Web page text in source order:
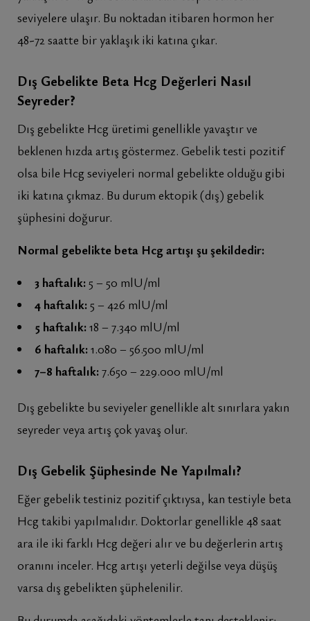
seviyelere ulaşır. Bu noktadan itibaren hormon her
48-72 saatte bir yaklaşık iki katına çıkar.
Dış Gebelikte Beta Hcg Değerleri Nasıl
Seyreder?
Dış gebelikte Hcg üretimi genellikle yavaştır ve
beklenen hızda artış göstermez. Gebelik testi pozitif
olsa bile Hcg seviyeleri normal gebelikte olduğu gibi
iki katına çıkmaz. Bu durum ektopik (dış) gebelik
şüphesini doğurur.
Normal gebelikte beta Hcg artışı şu şekildedir:
3 haftalık:5 – 50 mlU/ml
4 haftalık:5 – 426 mlU/ml
5 haftalık:18 – 7.340 mlU/ml
6 haftalık:1.080 – 56.500 mlU/ml
7–8 haftalık:7.650 – 229.000 mlU/ml
Dış gebelikte bu seviyeler genellikle alt sınırlara yakın
seyreder veya artış çok yavaş olur.
Dış Gebelik Şüphesinde Ne Yapılmalı?
Eğer gebelik testiniz pozitif çıktıysa, kan testiyle beta
Hcg takibi yapılmalıdır. Doktorlar genellikle 48 saat
ara ile iki farklı Hcg değeri alır ve bu değerlerin artış
oranını inceler. Hcg artışı yeterli değilse veya düşüş
varsa dış gebelikten şüphelenilir.